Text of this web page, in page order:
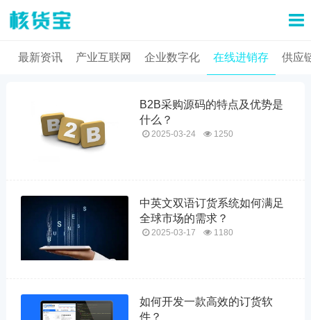
最新资讯 产业互联网 企业数字化 在线进销存 供应
B2B采购源码的特点及优势是
什么？
2025-03-24 1250
中英文双语订货系统如何满足
全球市场的需求？
2025-03-17 1180
如何开发一款高效的订货软
件？